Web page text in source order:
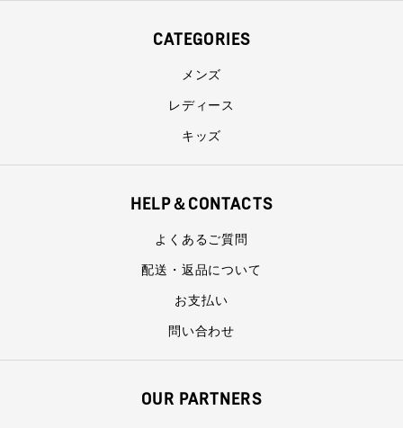
CATEGORIES
メンズ
レディース
キッズ
HELP＆CONTACTS
よくあるご質問
配送・返品について
お支払い
問い合わせ
OUR PARTNERS